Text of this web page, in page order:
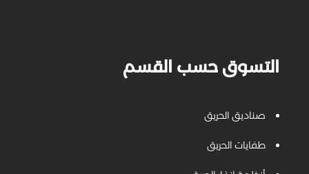
التسوق حسب القسم
صناديق الحريق
طفايات الحريق